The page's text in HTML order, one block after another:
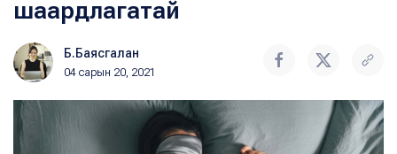
шаардлагатай
Б.Баясгалан
04 сарын 20, 2021